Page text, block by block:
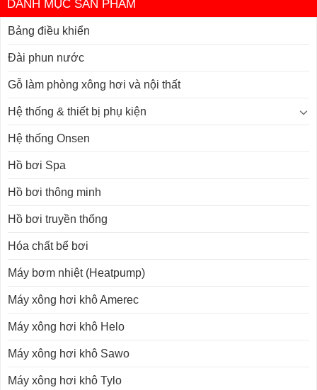
DANH MỤC SẢN PHẨM
Bảng điều khiển
Đài phun nước
Gỗ làm phòng xông hơi và nội thất
Hệ thống & thiết bị phụ kiện
Hệ thống Onsen
Hồ bơi Spa
Hồ bơi thông minh
Hồ bơi truyền thống
Hóa chất bể bơi
Máy bơm nhiệt (Heatpump)
Máy xông hơi khô Amerec
Máy xông hơi khô Helo
Máy xông hơi khô Sawo
Máy xông hơi khô Tylo